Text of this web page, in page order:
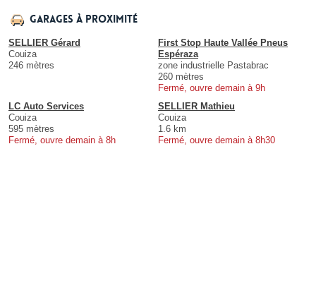
Garages à proximité
SELLIER Gérard
Couiza
246 mètres
First Stop Haute Vallée Pneus
Espéraza
zone industrielle Pastabrac
260 mètres
Fermé, ouvre demain à 9h
LC Auto Services
Couiza
595 mètres
Fermé, ouvre demain à 8h
SELLIER Mathieu
Couiza
1.6 km
Fermé, ouvre demain à 8h30